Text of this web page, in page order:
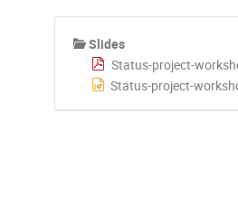
Slides
Status-project-
Status-project-